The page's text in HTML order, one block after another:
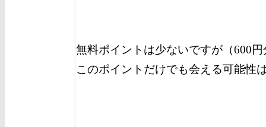
無料ポイントは少ないですが（600
このポイントだけでも会える可能性